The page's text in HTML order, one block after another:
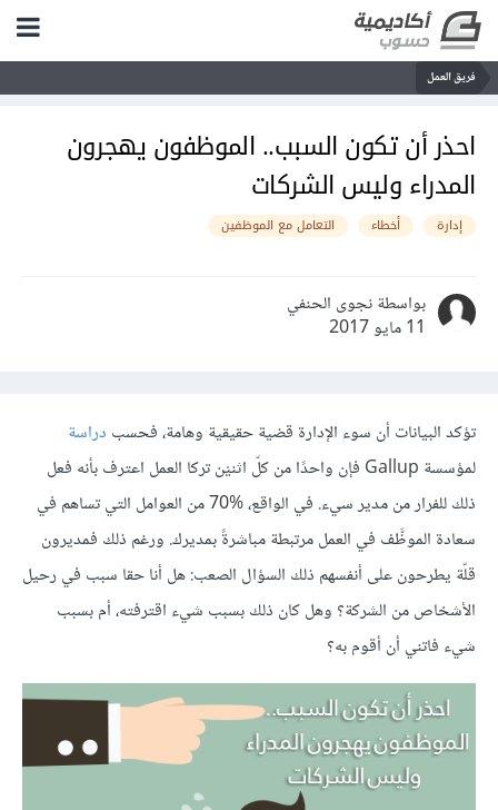
فريق العمل
احذر أن تكون السبب.. الموظفون يهجرون
المدراء وليس الشركات
إدارة أخطاء التعامل مع الموظفين
بواسطة نجوى الحنفي
11 مايو 2017
تؤكد البيانات أن سوء الإدارة قضية حقيقية وهامة، فحسب دراسة
لمؤسسة Gallup فإن واحدًا من كلّ اثنيْن تركا العمل اعترف بأنه فعل
ذلك للفرار من مدير سيء. في الواقع، %70 من العوامل التي تساهم في
سعادة الموظَّف في العمل مرتبطة مباشرةً بمديرك. ورغم ذلك فمديرون
قلّة يطرحون على أنفسهم ذلك السؤال الصعب: هل أنا حقا سبب في رحيل
الأشخاص من الشركة؟ وهل كان ذلك بسبب شيء اقترفته، أم بسبب
شيء فاتني أن أقوم به؟